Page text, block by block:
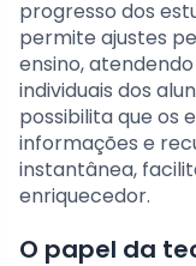
progresso dos
permite ajustes
ensino,
individuais dos
possibilita que os
informações e
instantânea,
enriquecedor.
O papel da